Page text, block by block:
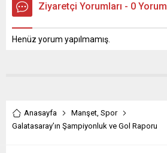
Ziyaretçi Yorumları - 0 Yorum
Henüz yorum yapılmamış.
Anasayfa Manşet, Spor
Galatasaray’ın Şampiyonluk ve Gol Raporu